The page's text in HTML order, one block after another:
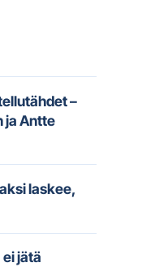
–
ja Antte
laskee,
jätä